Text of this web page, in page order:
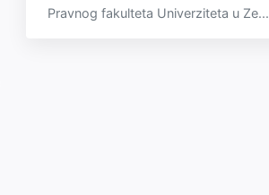
Pravnog fakulteta Univerziteta u Ze...